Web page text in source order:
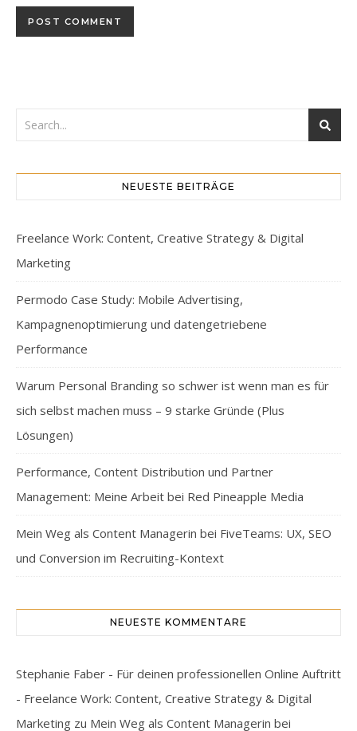
NEUESTE BEITRÄGE
Freelance Work: Content, Creative Strategy & Digital
Marketing
Permodo Case Study: Mobile Advertising,
Kampagnenoptimierung und datengetriebene
Performance
Warum Personal Branding so schwer ist wenn man es für
sich selbst machen muss – 9 starke Gründe (Plus
Lösungen)
Performance, Content Distribution und Partner
Management: Meine Arbeit bei Red Pineapple Media
Mein Weg als Content Managerin bei FiveTeams: UX, SEO
und Conversion im Recruiting-Kontext
NEUESTE KOMMENTARE
Stephanie Faber - Für deinen professionellen Online Auftritt
- Freelance Work: Content, Creative Strategy & Digital
Marketing zu Mein Weg als Content Managerin bei